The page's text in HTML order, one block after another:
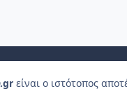
.gr είναι ο ιστότοπος